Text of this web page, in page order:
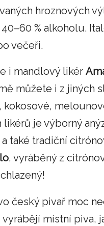
hroznových
% alkoholu.
večeři.
i mandlový likér
můžete i z jiných
kokosové,
je výborný
a také tradiční
, vyráběný z
český pivař moc
vyrábějí místní piva,